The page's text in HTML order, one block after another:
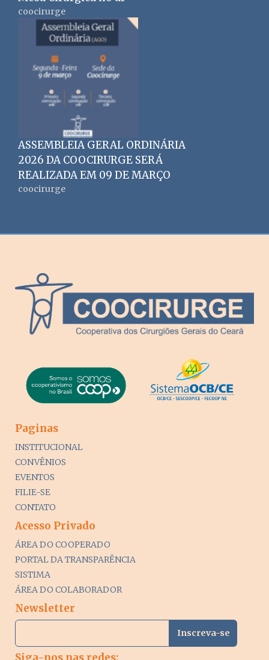
coocirurge
ASSEMBLEIA GERAL ORDINÁRIA
2026 DA COOCIRURGE SERÁ
REALIZADA EM 09 DE MARÇO
coocirurge
Paginas
INSTITUCIONAL
CONVÊNIOS
EVENTOS
FILIE-SE
CONTATO
Acesso Privado
ÁREA DO COOPERADO
PORTAL DA TRANSPARÊNCIA
SISTIMA
ÁREA DO COLABORADOR
Newsletter